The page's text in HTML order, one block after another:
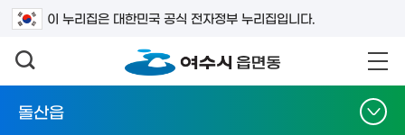
이 누리집은 대한민국 공식 전자정부 누리집입니다.
검색어를 입력하세요
돌산읍